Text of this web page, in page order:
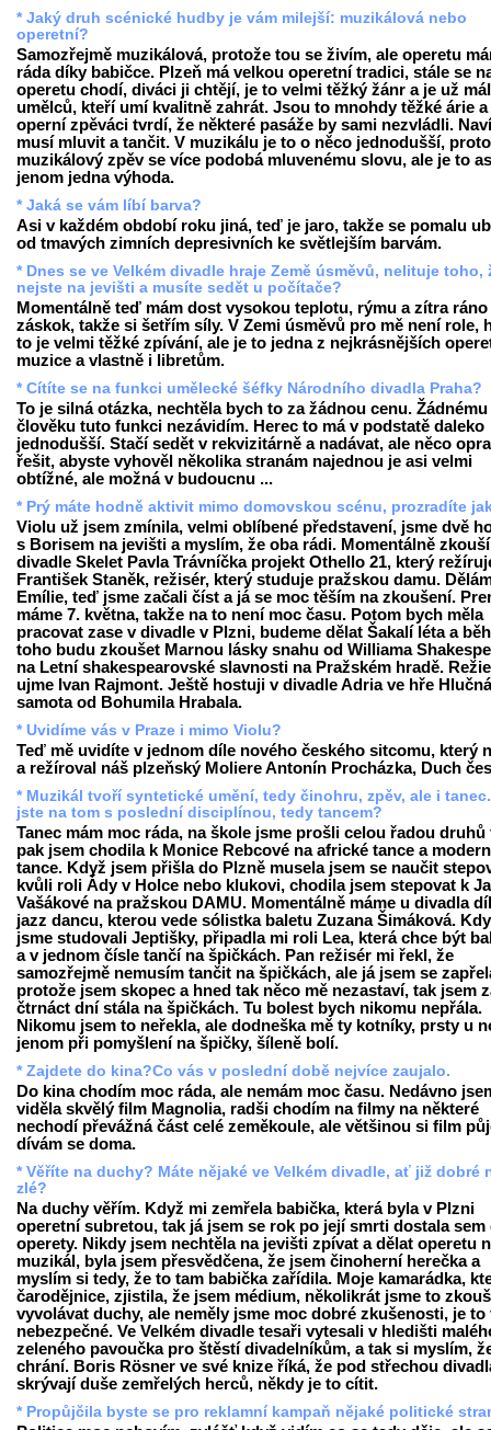
* Jaký druh scénické hudby je vám milejší: muzikálová nebo
operetní?
Samozřejmě muzikálová, protože tou se živím, ale operetu
ráda díky babičce. Plzeň má velkou operetní tradici, stále se
operetu chodí, diváci ji chtějí, je to velmi těžký žánr a je už
umělců, kteří umí kvalitně zahrát. Jsou to mnohdy těžké árie a
operní zpěváci tvrdí, že některé pasáže by sami nezvládli.
musí mluvit a tančit. V muzikálu je to o něco jednodušší,
muzikálový zpěv se více podobá mluvenému slovu, ale je to
jenom jedna výhoda.
* Jaká se vám líbí barva?
Asi v každém období roku jiná, teď je jaro, takže se pomalu
od tmavých zimních depresivních ke světlejším barvám.
* Dnes se ve Velkém divadle hraje Země úsměvů, nelituje toho,
nejste na jevišti a musíte sedět u počítače?
Momentálně teď mám dost vysokou teplotu, rýmu a zítra ráno
záskok, takže si šetřím síly. V Zemi úsměvů pro mě není role,
to je velmi těžké zpívání, ale je to jedna z nejkrásnějších
muzice a vlastně i libretům.
* Cítíte se na funkci umělecké šéfky Národního divadla Praha?
To je silná otázka, nechtěla bych to za žádnou cenu. Žádnému
člověku tuto funkci nezávidím. Herec to má v podstatě daleko
jednodušší. Stačí sedět v rekvizitárně a nadávat, ale něco
řešit, abyste vyhověl několika stranám najednou je asi velmi
obtížné, ale možná v budoucnu ...
* Prý máte hodně aktivit mimo domovskou scénu, prozradíte
Violu už jsem zmínila, velmi oblíbené představení, jsme dvě
s Borisem na jevišti a myslím, že oba rádi. Momentálně
divadle Skelet Pavla Trávníčka projekt Othello 21, který
František Staněk, režisér, který studuje pražskou damu.
Emílie, teď jsme začali číst a já se moc těším na zkoušení.
máme 7. května, takže na to není moc času. Potom bych měla
pracovat zase v divadle v Plzni, budeme dělat Šakalí léta a
toho budu zkoušet Marnou lásky snahu od Williama
na Letní shakespearovské slavnosti na Pražském hradě.
ujme Ivan Rajmont. Ještě hostuji v divadle Adria ve hře Hlučná
samota od Bohumila Hrabala.
* Uvidíme vás v Praze i mimo Violu?
Teď mě uvidíte v jednom díle nového českého sitcomu, který
a režíroval náš plzeňský Moliere Antonín Procházka, Duch
* Muzikál tvoří syntetické umění, tedy činohru, zpěv, ale i
jste na tom s poslední disciplínou, tedy tancem?
Tanec mám moc ráda, na škole jsme prošli celou řadou druhů
pak jsem chodila k Monice Rebcové na africké tance a
tance. Když jsem přišla do Plzně musela jsem se naučit
kvůli roli Ády v Holce nebo klukovi, chodila jsem stepovat k
Vašákové na pražskou DAMU. Momentálně máme u divadla
jazz dancu, kterou vede sólistka baletu Zuzana Šimáková.
jsme studovali Jeptišky, připadla mi roli Lea, která chce být
a v jednom čísle tančí na špičkách. Pan režisér mi řekl, že
samozřejmě nemusím tančit na špičkách, ale já jsem se
protože jsem skopec a hned tak něco mě nezastaví, tak jsem
čtrnáct dní stála na špičkách. Tu bolest bych nikomu nepřála.
Nikomu jsem to neřekla, ale dodneška mě ty kotníky, prsty u
jenom při pomyšlení na špičky, šíleně bolí.
* Zajdete do kina?Co vás v poslední době nejvíce zaujalo.
Do kina chodím moc ráda, ale nemám moc času. Nedávno
viděla skvělý film Magnolia, radši chodím na filmy na některé
nechodí převážná část celé zeměkoule, ale většinou si film
dívám se doma.
* Věříte na duchy? Máte nějaké ve Velkém divadle, ať již dobré
zlé?
Na duchy věřím. Když mi zemřela babička, která byla v Plzni
operetní subretou, tak já jsem se rok po její smrti dostala sem
operety. Nikdy jsem nechtěla na jevišti zpívat a dělat operetu
muzikál, byla jsem přesvědčena, že jsem činoherní herečka a
myslím si tedy, že to tam babička zařídila. Moje kamarádka,
čarodějnice, zjistila, že jsem médium, několikrát jsme to
vyvolávat duchy, ale neměly jsme moc dobré zkušenosti, je to
nebezpečné. Ve Velkém divadle tesaři vytesali v hledišti
zeleného pavoučka pro štěstí divadelníkům, a tak si myslím,
chrání. Boris Rösner ve své knize říká, že pod střechou
skrývají duše zemřelých herců, někdy je to cítit.
* Propůjčila byste se pro reklamní kampaň nějaké politické